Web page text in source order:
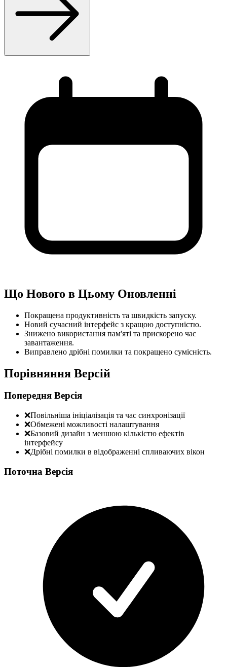
Що Нового в Цьому Оновленні
Покращена продуктивність та швидкість запуску.
Новий сучасний інтерфейс з кращою доступністю.
Знижено використання пам'яті та прискорено час
завантаження.
Виправлено дрібні помилки та покращено сумісність.
Порівняння Версій
Попередня Версія
❌Повільніша ініціалізація та час синхронізації
❌Обмежені можливості налаштування
❌Базовий дизайн з меншою кількістю ефектів
інтерфейсу
❌Дрібні помилки в відображенні спливаючих вікон
Поточна Версія